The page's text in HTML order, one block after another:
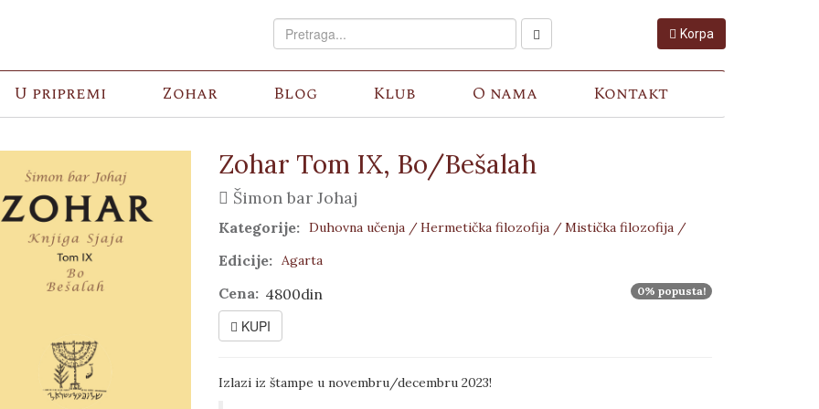
Korpa
U pripremi Zohar Blog Klub O nama Kontakt
Zohar Tom IX, Bo/Bešalah
Šimon bar Johaj
Kategorije: Duhovna učenja /Hermetička filozofija /Mistička filozofija /
Edicije: Agarta
Cena: 4800din 0% popusta!
KUPI
Izlazi iz štampe u novembru/decembru 2023!